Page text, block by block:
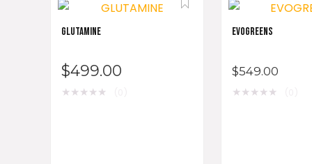
GLUTAMINE
$499.00
★★★★★
EVOGREENS
$549.00
★★★★★